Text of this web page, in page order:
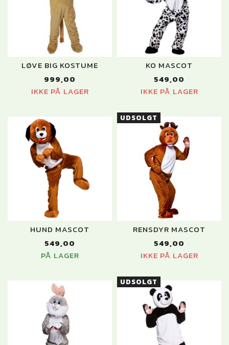
LØVE BIG KOSTUME
999,00
IKKE PÅ LAGER
KO MASCOT
549,00
IKKE PÅ LAGER
HUND MASCOT
549,00
PÅ LAGER
UDSOLGT
RENSDYR MASCOT
549,00
IKKE PÅ LAGER
UDSOLGT